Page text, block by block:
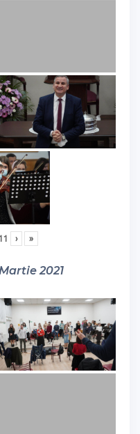
› »
2021